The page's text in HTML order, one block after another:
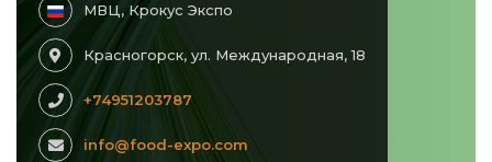
МВЦ, Крокус Экспо
Красногорск, ул. Международная, 18
+74951203787
info@food-expo.com